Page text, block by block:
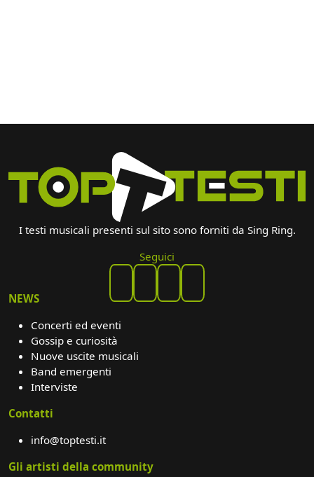
I testi musicali presenti sul sito sono forniti da Sing Ring.
Seguici
NEWS
Concerti ed eventi
Gossip e curiosità
Nuove uscite musicali
Band emergenti
Interviste
Contatti
info@toptesti.it
Gli artisti della community